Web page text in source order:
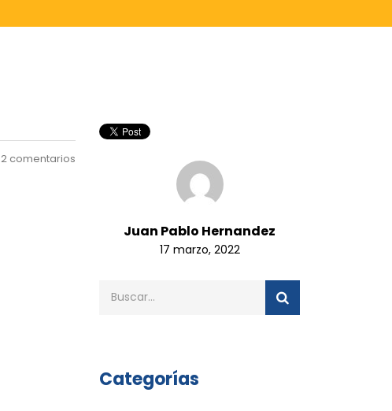
2 comentarios
Juan Pablo Hernandez
17 marzo, 2022
Categorías